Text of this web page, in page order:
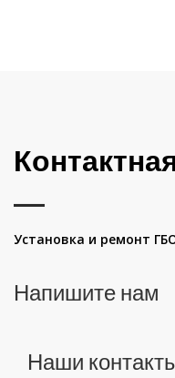
Установка и ремонт
Напишите нам
Наши